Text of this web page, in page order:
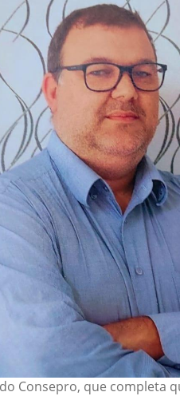
Consepro, que completa